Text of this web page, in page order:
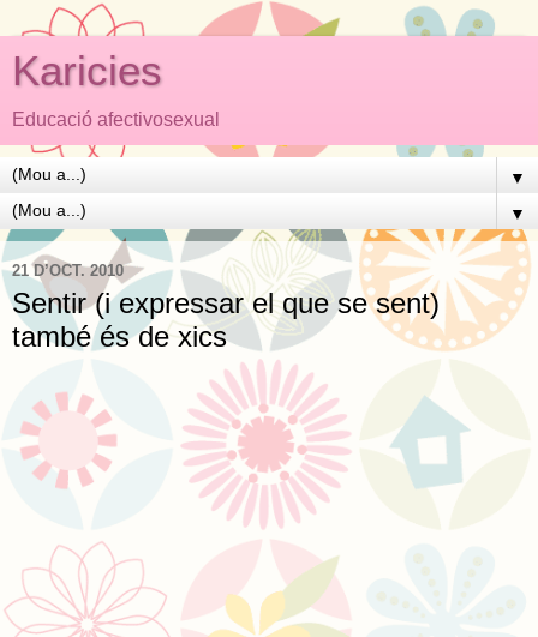
Karicies
Educació afectivosexual
▼
▼
21 D’OCT. 2010
Sentir (i expressar el que se sent)
també és de xics